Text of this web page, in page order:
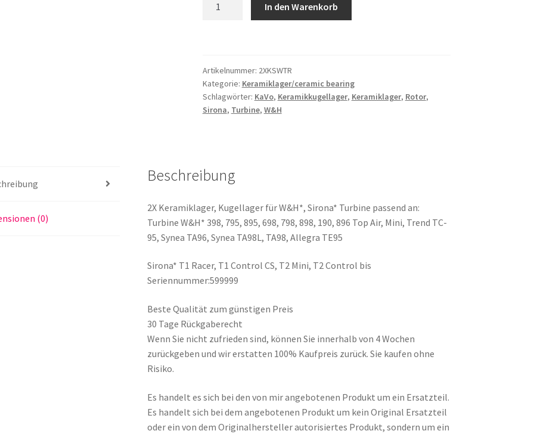
W&H*,
Sirona*
Turbine,
In den Warenkorb
Artikelnummer: 2XKSWTR
Kategorie: Keramiklager/ceramic bearing
Schlagwörter: KaVo, Keramikkugellager, Keramiklager, Rotor,
Sirona, Turbine, W&H
(0)
Beschreibung
2X Keramiklager, Kugellager für W&H*, Sirona* Turbine passend an:
Turbine W&H* 398, 795, 895, 698, 798, 898, 190, 896 Top Air, Mini, Trend TC-
95, Synea TA96, Synea TA98L, TA98, Allegra TE95
Sirona* T1 Racer, T1 Control CS, T2 Mini, T2 Control bis
Seriennummer:599999
Beste Qualität zum günstigen Preis
30 Tage Rückgaberecht
Wenn Sie nicht zufrieden sind, können Sie innerhalb von 4 Wochen
zurückgeben und wir erstatten 100% Kaufpreis zurück. Sie kaufen ohne
Risiko.
Es handelt es sich bei den von mir angebotenen Produkt um ein Ersatzteil.
Es handelt sich bei dem angebotenen Produkt um kein Original Ersatzteil
oder ein von dem Originalhersteller autorisiertes Produkt, sondern um ein